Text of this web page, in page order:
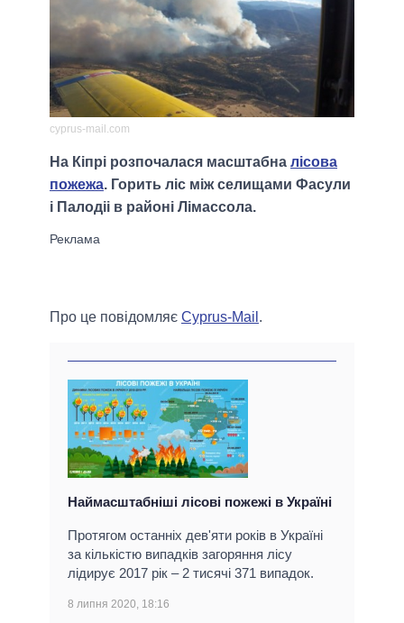
cyprus-mail.com
На Кіпрі розпочалася масштабна лісова
пожежа. Горить ліс між селищами Фасули
і Палодіі в районі Лімассола.
Про це повідомляє Cyprus-Mail .
Наймасштабніші лісові пожежі в Україні
Протягом останніх дев'яти років в Україні
за кількістю випадків загоряння лісу
лідирує 2017 рік – 2 тисячі 371 випадок.
8 липня 2020, 18:16